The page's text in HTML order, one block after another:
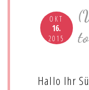
OKT
16.
2015
Hallo Ihr